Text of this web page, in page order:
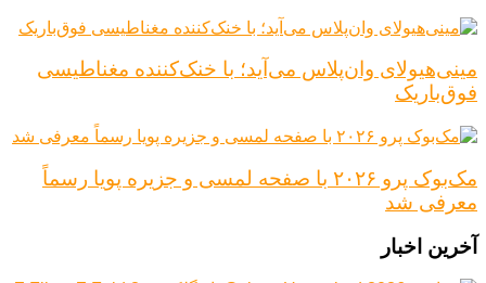
مینی‌هیولای وان‌پلاس می‌آید؛ با خنک‌کننده مغناطیسی
فوق‌باریک
مک‌بوک پرو ۲۰۲۶ با صفحه لمسی و جزیره پویا رسماً
معرفی شد
آخرین اخبار